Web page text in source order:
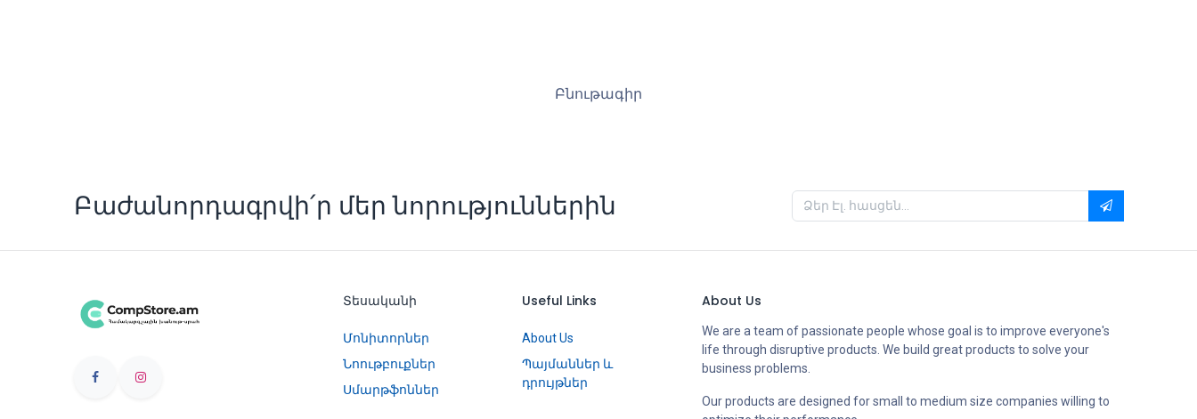
Բնութագիր
Բաժանորդագրվի՛ր մեր նորություններին
Տեսականի
Մոնիտորներ
Նոութբուքներ
Սմարթֆոններ
Useful Links
About Us
Պայմաններ և
դրույթներ
About Us
We are a team of passionate people whose goal is to improve everyone's
life through disruptive products. We build great products to solve your
business problems.
Our products are designed for small to medium size companies willing to